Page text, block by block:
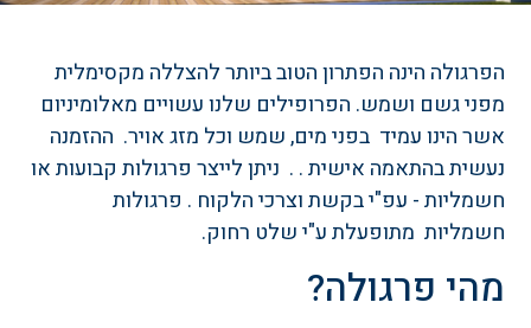
הפרגולה הינה הפתרון הטוב ביותר להצללה מקסימלית
מפני גשם ושמש. הפרופילים שלנו עשויים מאלומיניום
אשר הינו עמיד בפני מים, שמש וכל מזג אויר. ההזמנה
נעשית בהתאמה אישית . . ניתן לייצר פרגולות קבועות או
חשמליות - עפ"י בקשת וצרכי הלקוח . פרגולות
חשמליות מתופעלת ע"י שלט רחוק.
מהי פרגולה?